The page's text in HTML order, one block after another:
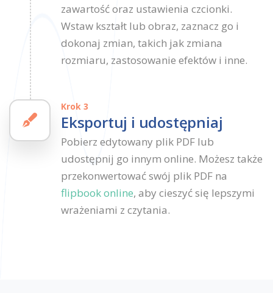
zawartość oraz ustawienia czcionki.
Wstaw kształt lub obraz, zaznacz go i
dokonaj zmian, takich jak zmiana
rozmiaru, zastosowanie efektów i inne.
Krok 3
Eksportuj i udostępniaj
Pobierz edytowany plik PDF lub
udostępnij go innym online. Możesz także
przekonwertować swój plik PDF na
flipbook online, aby cieszyć się lepszymi
wrażeniami z czytania.